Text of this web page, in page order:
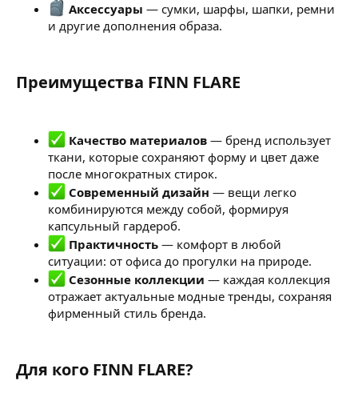
Аксессуары — сумки, шарфы, шапки, ремни
и другие дополнения образа.
Преимущества FINN FLARE​
Качество материалов — бренд использует
ткани, которые сохраняют форму и цвет даже
после многократных стирок.
Современный дизайн — вещи легко
комбинируются между собой, формируя
капсульный гардероб.
Практичность — комфорт в любой
ситуации: от офиса до прогулки на природе.
Сезонные коллекции — каждая коллекция
отражает актуальные модные тренды, сохраняя
фирменный стиль бренда.
Для кого FINN FLARE?​